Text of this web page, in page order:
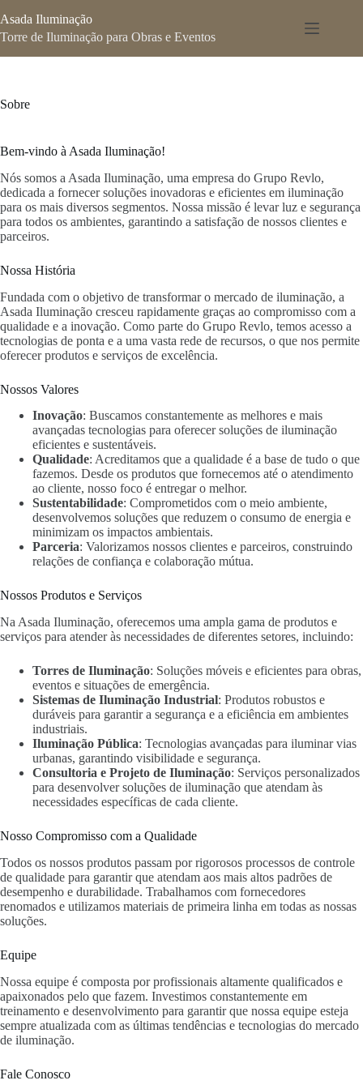
para
o
Asada Iluminação
Torre de Iluminação para Obras e Eventos
Sobre
Bem-vindo à Asada Iluminação!
Nós somos a Asada Iluminação, uma empresa do Grupo Revlo,
dedicada a fornecer soluções inovadoras e eficientes em iluminação
para os mais diversos segmentos. Nossa missão é levar luz e segurança
para todos os ambientes, garantindo a satisfação de nossos clientes e
parceiros.
Nossa História
Fundada com o objetivo de transformar o mercado de iluminação, a
Asada Iluminação cresceu rapidamente graças ao compromisso com a
qualidade e a inovação. Como parte do Grupo Revlo, temos acesso a
tecnologias de ponta e a uma vasta rede de recursos, o que nos permite
oferecer produtos e serviços de excelência.
Nossos Valores
Inovação: Buscamos constantemente as melhores e mais
avançadas tecnologias para oferecer soluções de iluminação
eficientes e sustentáveis.
Qualidade: Acreditamos que a qualidade é a base de tudo o que
fazemos. Desde os produtos que fornecemos até o atendimento
ao cliente, nosso foco é entregar o melhor.
Sustentabilidade: Comprometidos com o meio ambiente,
desenvolvemos soluções que reduzem o consumo de energia e
minimizam os impactos ambientais.
Parceria: Valorizamos nossos clientes e parceiros, construindo
relações de confiança e colaboração mútua.
Nossos Produtos e Serviços
Na Asada Iluminação, oferecemos uma ampla gama de produtos e
serviços para atender às necessidades de diferentes setores, incluindo:
Torres de Iluminação: Soluções móveis e eficientes para obras,
eventos e situações de emergência.
Sistemas de Iluminação Industrial: Produtos robustos e
duráveis para garantir a segurança e a eficiência em ambientes
industriais.
Iluminação Pública: Tecnologias avançadas para iluminar vias
urbanas, garantindo visibilidade e segurança.
Consultoria e Projeto de Iluminação: Serviços personalizados
para desenvolver soluções de iluminação que atendam às
necessidades específicas de cada cliente.
Nosso Compromisso com a Qualidade
Todos os nossos produtos passam por rigorosos processos de controle
de qualidade para garantir que atendam aos mais altos padrões de
desempenho e durabilidade. Trabalhamos com fornecedores
renomados e utilizamos materiais de primeira linha em todas as nossas
soluções.
Equipe
Nossa equipe é composta por profissionais altamente qualificados e
apaixonados pelo que fazem. Investimos constantemente em
treinamento e desenvolvimento para garantir que nossa equipe esteja
sempre atualizada com as últimas tendências e tecnologias do mercado
de iluminação.
Fale Conosco